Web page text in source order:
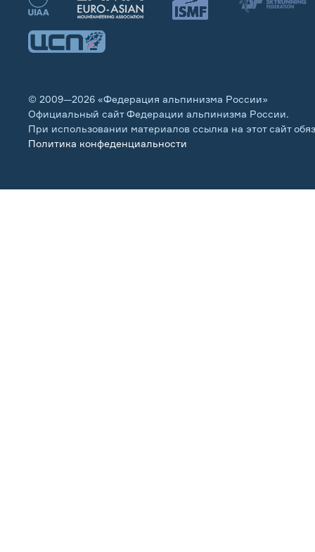
© 2009—2026 «Федерация альпинизма России»
Официальный сайт Федерации альпинизма России.
При использовании материалов ссылка на этот сайт
Политика конфеденциальности